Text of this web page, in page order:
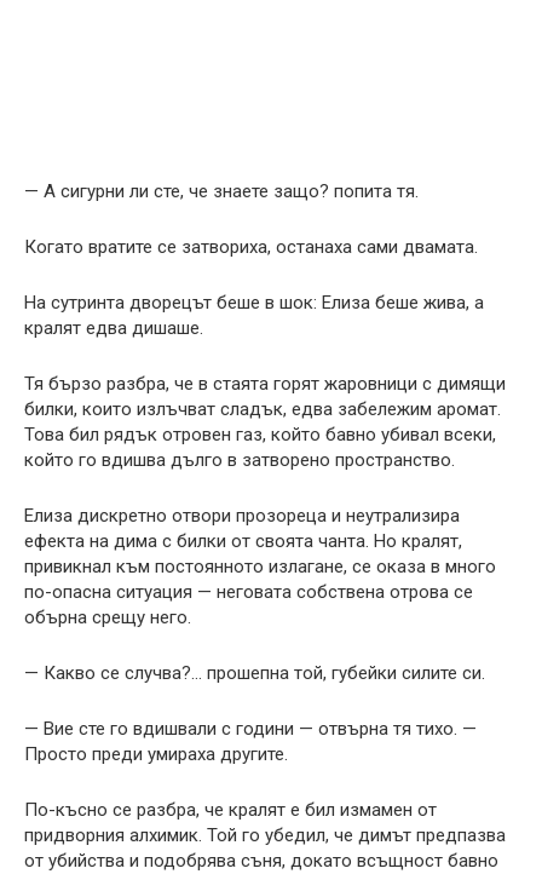
— А сигурни ли сте, че знаете защо? попита тя.
Когато вратите се затвориха, останаха сами двамата.
На сутринта дворецът беше в шок: Елиза беше жива, а
кралят едва дишаше.
Тя бързо разбра, че в стаята горят жаровници с димящи
билки, които излъчват сладък, едва забележим аромат.
Това бил рядък отровен газ, който бавно убивал всеки,
който го вдишва дълго в затворено пространство.
Елиза дискретно отвори прозореца и неутрализира
ефекта на дима с билки от своята чанта. Но кралят,
привикнал към постоянното излагане, се оказа в много
по-опасна ситуация — неговата собствена отрова се
обърна срещу него.
— Какво се случва?… прошепна той, губейки силите си.
— Вие сте го вдишвали с години — отвърна тя тихо. —
Просто преди умираха другите.
По-късно се разбра, че кралят е бил измамен от
придворния алхимик. Той го убедил, че димът предпазва
от убийства и подобрява съня, докато всъщност бавно